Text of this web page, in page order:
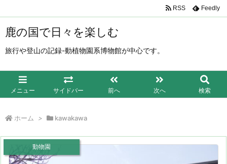
鹿の国で日々を楽しむ
旅行や登山の記録-動植物園系博物館が中心です。
メニュー サイドバー 前へ 次へ 検索
RSS Feedly
ホーム > kawakawa
動物園